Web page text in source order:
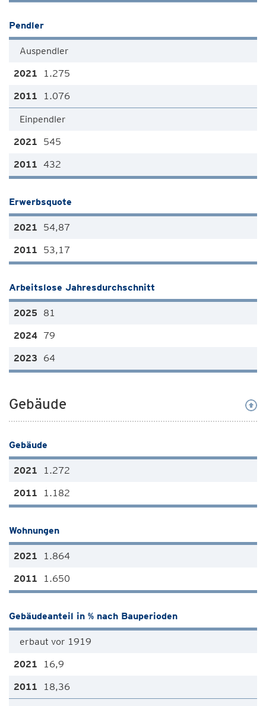
Pendler
Auspendler
1.275
1.076
Einpendler
545
432
Erwerbsquote
54,87
53,17
Arbeitslose Jahresdurchschnitt
81
79
64
Gebäude
Gebäude
1.272
1.182
Wohnungen
1.864
1.650
Gebäudeanteil in % nach Bauperioden
erbaut vor 1919
16,9
18,36